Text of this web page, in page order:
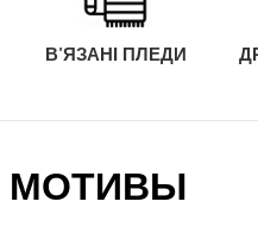
В'ЯЗАНІ ПЛЕДИ
МОТИВЫ